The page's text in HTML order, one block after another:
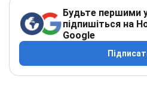
Будьте першими
підпишіться на
Google